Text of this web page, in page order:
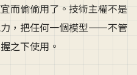
而偷偷用了。技術主權不是
力，把任何一個模型——不管
之下使用。